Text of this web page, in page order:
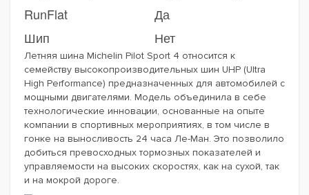
RunFlat
Да
Шип
Нет
Летняя шина Michelin Pilot Sport 4 относится к
семейству высокопроизводительных шин UHP (Ultra
High Performance) предназначенных для автомобилей с
мощными двигателями. Модель объединила в себе
технологические инновации, основанные на опыте
компании в спортивных мероприятиях, в том числе в
гонке на выносливость 24 часа Ле-Ман. Это позволило
добиться превосходных тормозных показателей и
управляемости на высоких скоростях, как на сухой, так
и на мокрой дороге.